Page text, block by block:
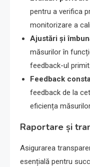
pentru a verifica
monitorizare a
Ajustări și
măsurilor în
feedback-ul primit.
Feedback
feedback de la
eficiența
Raportare și
Asigurarea
esențială pentru